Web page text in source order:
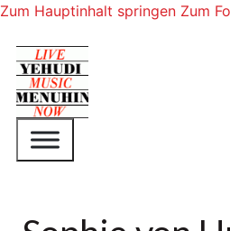
Zum Hauptinhalt springen Zum